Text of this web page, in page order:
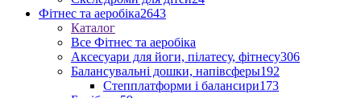
Фітнес та аеробіка2643
Каталог
Все Фітнес та аеробіка
Аксесуари для йоги, пілатесу, фітнесу306
Балансувальні дошки, напівсферы192
Степплатформи і балансири173